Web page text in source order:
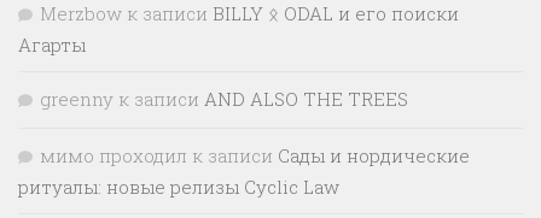
Merzbow к записи BILLY ᛟ ODAL и его поиски
Агарты
greenny к записи AND ALSO THE TREES
мимо проходил к записи Сады и нордические
ритуалы: новые релизы Cyclic Law